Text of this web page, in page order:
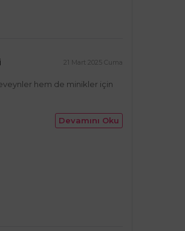
21 Mart 2025 Cuma
hem de minikler için
Devamını Oku